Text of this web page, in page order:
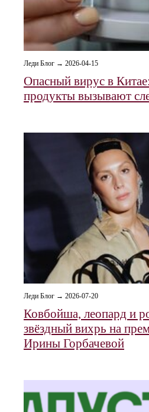
Леди Блог → 2026-04-15
Опасный вирус в
продукты вызывают
Леди Блог → 2026-07-20
Ковбойша, леопард и
звёздный вихрь на
Ирины Горбачевой